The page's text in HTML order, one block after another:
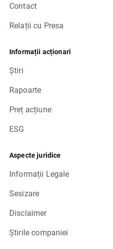
Contact
Relații cu Presa
Informații acționari
Știri
Rapoarte
Preț acțiune
ESG
Aspecte juridice
Informații Legale
Sesizare
Disclaimer
Știrile companiei